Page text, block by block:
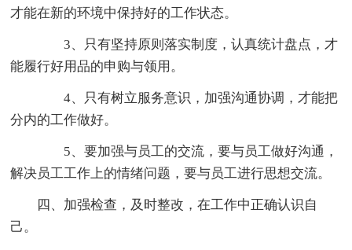
才能在新的环境中保持好的工作状态。
3、只有坚持原则落实制度，认真统计盘点，才
能履行好用品的申购与领用。
4、只有树立服务意识，加强沟通协调，才能把
分内的工作做好。
5、要加强与员工的交流，要与员工做好沟通，
解决员工工作上的情绪问题，要与员工进行思想交流。
四、加强检查，及时整改，在工作中正确认识自
己。